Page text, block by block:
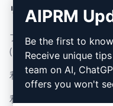
リーガル
プライバシーポリシー
(en)
利用規定 (en)
利用規約 (en)
AIPRM
Be the first to
Receive unique
team on AI,
offers you won't